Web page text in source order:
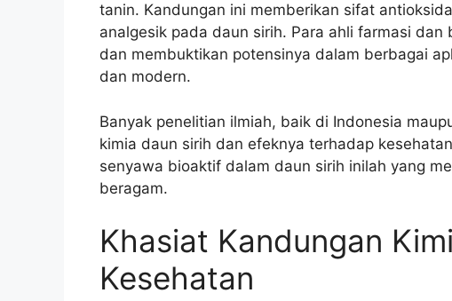
tanin. Kandungan ini memberikan sifat
analgesik pada daun sirih. Para ahli farmasi
dan membuktikan potensinya dalam berbagai
dan modern.
Banyak penelitian ilmiah, baik di Indonesia
kimia daun sirih dan efeknya terhadap
senyawa bioaktif dalam daun sirih inilah yang
beragam.
Khasiat Kandungan
Kesehatan